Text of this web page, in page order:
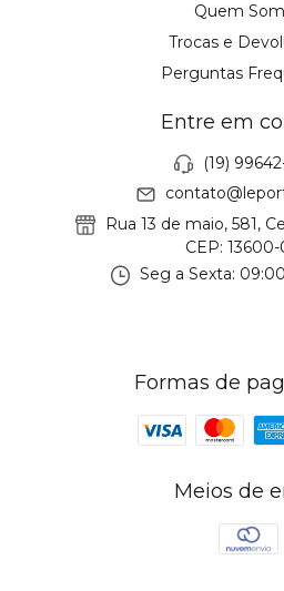
Quem
Trocas e
Perguntas
Entre em
(19)
Rua 13 de maio, 581,
CEP:
Seg a Sexta:
Formas de
Meios de